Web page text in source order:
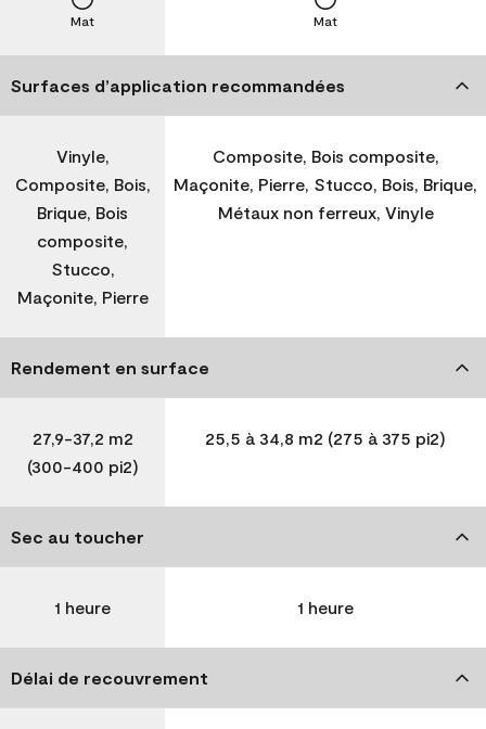
Mat Mat
Surfaces d’application recommandées
Vinyle,
Composite, Bois,
Brique, Bois
composite,
Stucco,
Maçonite, Pierre
Composite, Bois composite,
Maçonite, Pierre, Stucco, Bois, Brique,
Métaux non ferreux, Vinyle
Rendement en surface
27,9-37,2 m2
(300-400 pi2)
25,5 à 34,8 m2 (275 à 375 pi2)
Sec au toucher
1 heure 1 heure
Délai de recouvrement